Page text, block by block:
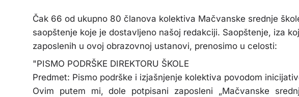
Čak 66 od ukupno 80 članova kolektiva Mačvanske srednje
saopštenje koje je dostavljeno našoj redakciji. Saopštenje, iza
zaposlenih u ovoj obrazovnoj ustanovi, prenosimo u celosti:
"PISMO PODRŠKE DIREKTORU ŠKOLE
Predmet: Pismo podrške i izjašnjenje kolektiva povodom
Ovim putem mi, dole potpisani zaposleni „Mačvanske